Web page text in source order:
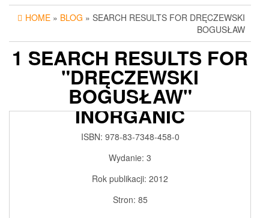
HOME » BLOG » SEARCH RESULTS FOR DRĘCZEWSKI
BOGUSŁAW
1 SEARCH RESULTS FOR
"DRĘCZEWSKI
BOGUSŁAW"
SELECTED TOPICS IN
GENERAL AND
INORGANIC
CHEMISTRY
2018-02-27 ADMIN3992
ISBN: 978-83-7348-458-0
Wydanie: 3
Rok publikacji: 2012
Stron: 85